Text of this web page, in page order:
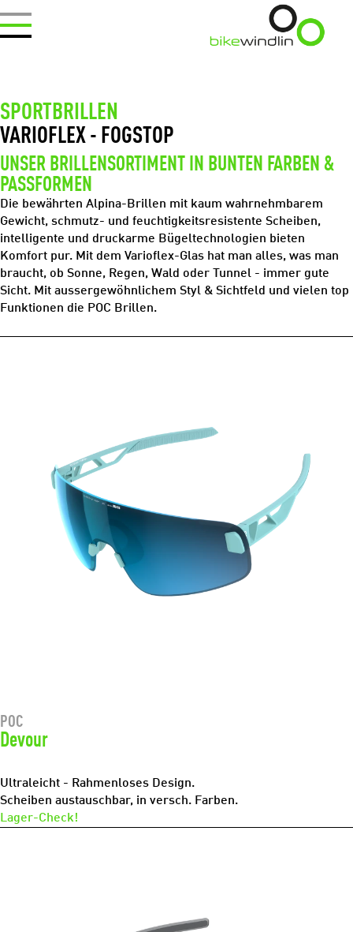
SPORTBRILLEN
VARIOFLEX - FOGSTOP
UNSER BRILLENSORTIMENT IN BUNTEN FARBEN &
PASSFORMEN
Die bewährten Alpina-Brillen mit kaum wahrnehmbarem
Gewicht, schmutz- und feuchtigkeitsresistente Scheiben,
intelligente und druckarme Bügeltechnologien bieten
Komfort pur. Mit dem Varioflex-Glas hat man alles, was man
braucht, ob Sonne, Regen, Wald oder Tunnel - immer gute
Sicht. Mit aussergewöhnlichem Styl & Sichtfeld und vielen top
Funktionen die POC Brillen.
POC
Devour
Ultraleicht - Rahmenloses Design.
Scheiben austauschbar, in versch. Farben.
Lager-Check!